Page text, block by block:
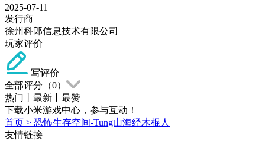
2025-07-11
发行商
徐州科郎信息技术有限公司
玩家评价
写评价
全部评分（0）
热门
最新
最赞
下载小米游戏中心，参与互动！
首页 > 恐怖生存空间-Tung山海经木棍人
友情链接